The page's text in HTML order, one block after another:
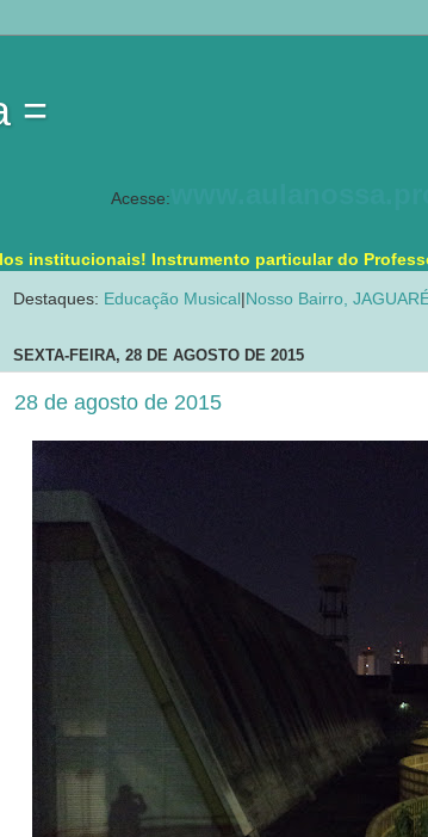
=
Acesse:
institucionais! Instrumento particular do
Destaques: Educação Musical Nosso Bairro,
SEXTA-FEIRA, 28 DE AGOSTO DE 2015
28 de agosto de 2015